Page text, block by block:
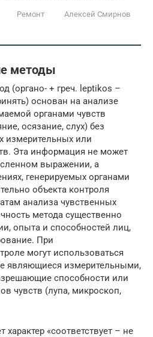
Ремонт Алексей Смирнов
методы
(органо- + греч. leptikos –
основан на анализе
органами чувств
осязание, слух) без
измерительных или
Эта информация не может
выражении, а
генерируемых органами
объекта контроля
анализа чувственных
метода существенно
опыта и способностей лиц,
При
могут использоваться
являющиеся измерительными,
способности или
чувств (лупа, микроскоп,
«соответствует – не